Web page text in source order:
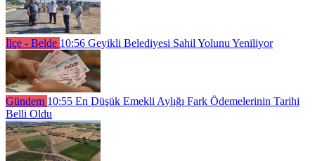
İlçe - Belde 10:56 Geyikli Belediyesi Sahil Yolunu Yeniliyor
Gündem 10:55 En Düşük Emekli Aylığı Fark Ödemelerinin Tarihi
Belli Oldu